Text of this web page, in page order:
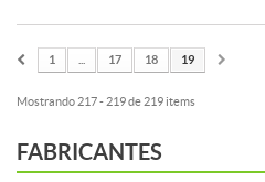
1 17 18 19
Mostrando 217 - 219 de 219 items
FABRICANTES